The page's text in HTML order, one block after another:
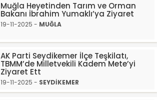
Muğla Heyetinden Tarım ve Orman
Bakanı İbrahim Yumaklı’ya Ziyaret
19-11-2025 - MUĞLA
AK Parti Seydikemer İlçe Teşkilatı,
TBMM’de Milletvekili Kadem Mete’yi
Ziyaret Ett
19-11-2025 - SEYDİKEMER